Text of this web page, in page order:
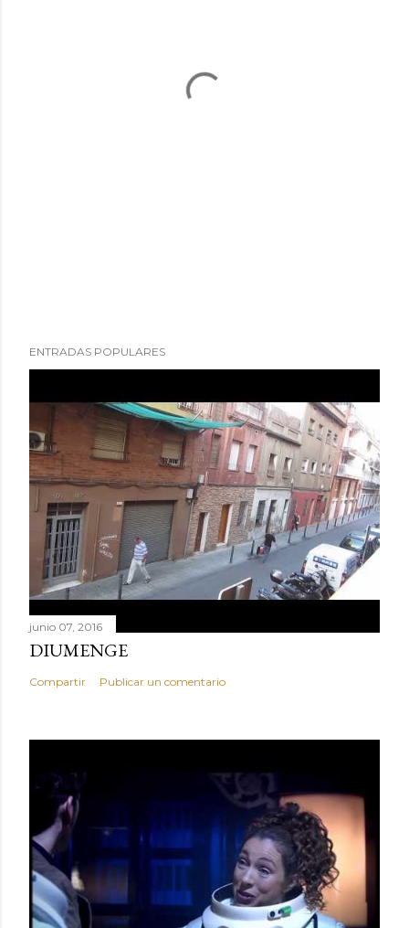
ENTRADAS POPULARES
junio 07, 2016
DIUMENGE
Compartir Publicar un comentario